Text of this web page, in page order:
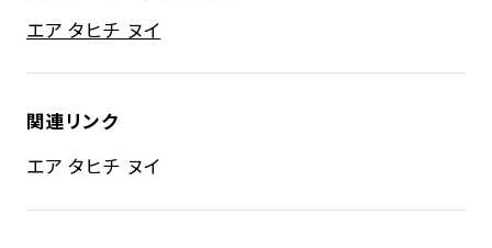
エア タヒチ ヌイ
関連リンク
エア タヒチ ヌイ